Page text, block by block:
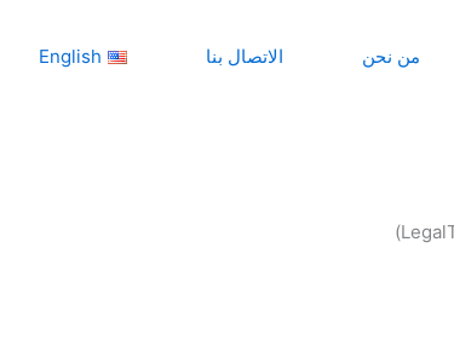
من نحن الاتصال بنا English